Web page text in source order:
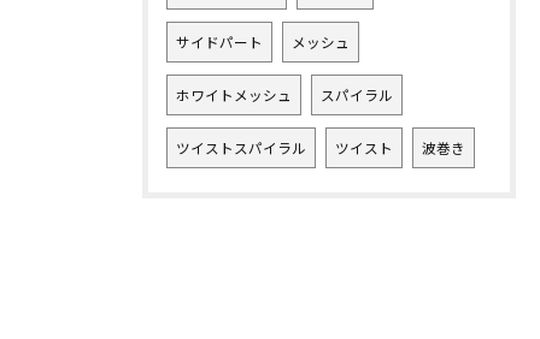
サイドパート メッシュ
ホワイトメッシュ スパイラル
ツイストスパイラル ツイスト 波巻き